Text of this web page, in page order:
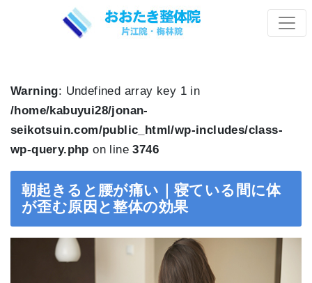
Warning: Undefined array key 1 in
/home/kabuyui28/jonan-
seikotsuin.com/public_html/wp-includes/class-
wp-query.php on line3746
朝起きると腰が痛い｜寝ている間に体
が歪む原因と整体の効果